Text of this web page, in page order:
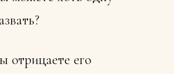
отрицаете его